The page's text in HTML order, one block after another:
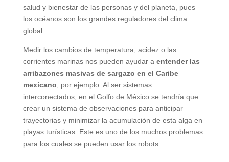
salud y bienestar de las personas y del planeta, pues
los océanos son los grandes reguladores del clima
global.
Medir los cambios de temperatura, acidez o las
corrientes marinas nos pueden ayudar a entender las
arribazones masivas de sargazo en el Caribe
mexicano , por ejemplo. Al ser sistemas
interconectados, en el Golfo de México se tendría que
crear un sistema de observaciones para anticipar
trayectorias y minimizar la acumulación de esta alga en
playas turísticas. Este es uno de los muchos problemas
para los cuales se pueden usar los robots.